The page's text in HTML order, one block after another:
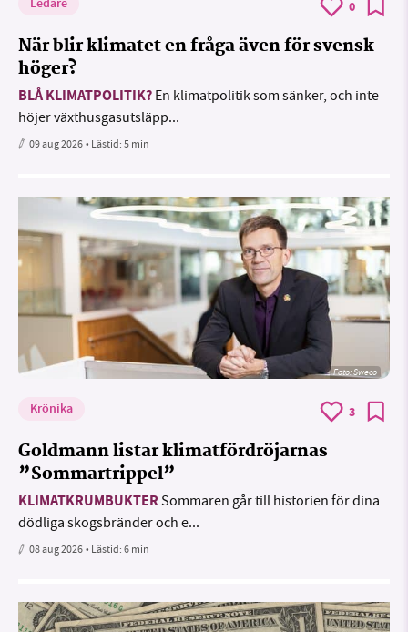
Ledare 0
När blir klimatet en fråga även för svensk
höger?
BLÅ KLIMATPOLITIK? En klimatpolitik som sänker, och inte
höjer växthusgasutsläpp...
09 aug 2026• Lästid:5 min
Foto: Sweco
Krönika 3
Goldmann listar klimatfördröjarnas
”Sommartrippel”
KLIMATKRUMBUKTERSommaren går till historien för dina
dödliga skogsbränder och e...
08 aug 2026• Lästid:6 min